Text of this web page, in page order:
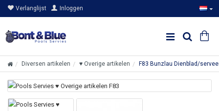
Verlanglijst Inloggen
Diversen artikelen ♥ Overige artikelen F83 Bunzlau Dienblad/